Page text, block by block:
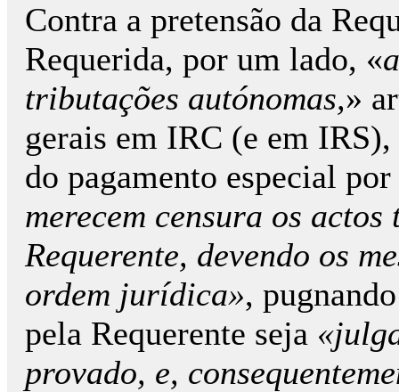
Contra a pretensão da
Requerida, por um lado, «
tributações autónomas,»
gerais em IRC (e em
do pagamento especial
merecem censura os
Requerente, devendo os
ordem jurídica»,
pela Requerente seja
provado, e,